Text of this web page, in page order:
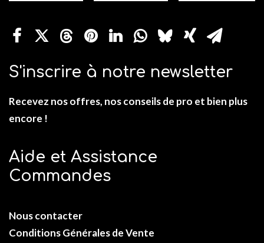
S'inscrire à notre newsletter
Recevez nos offres, nos conseils de pro et bien plus
encore !
Aide et Assistance
Commandes
Nous contacter
Conditions Générales de Vente